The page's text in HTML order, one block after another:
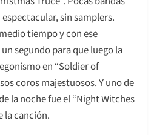
sin samplers.
tiempo y con ese
segundo para que luego la
en “Soldier of
coros majestuosos. Y uno de
la noche fue el “Night Witches
la canción.